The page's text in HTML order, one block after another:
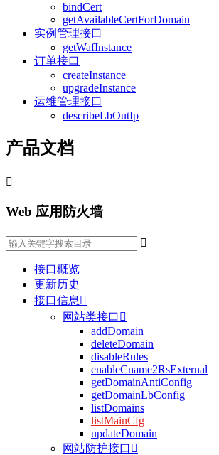
bindCert
getAvailableCertForDomain
实例管理接口
getWafInstance
订单接口
createInstance
upgradeInstance
运维管理接口
describeLbOutIp
产品文档

Web 应用防火墙

接口概览
更新历史
接口信息 
网站类接口 
addDomain
deleteDomain
disableRules
enableCname2RsExternal
getDomainAntiConfig
getDomainLbConfig
listDomains
listMainCfg
updateDomain
网站防护接口 